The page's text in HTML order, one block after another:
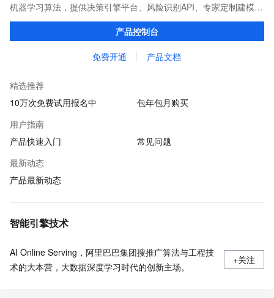
机器学习算法，提供决策引擎平台、风险识别API、专家定制建模等
多维风控服务，一站式解决企业在用户注册、运营活动、交易、信
贷审核等关键业务中所遇到的欺诈问题。
产品控制台
免费开通 产品文档
精选推荐
10万次免费试用报名中
包年包月购买
用户指南
产品快速入门
常见问题
最新动态
产品最新动态
智能引擎技术
AI Online Serving，阿里巴巴集团搜推广算法与工程技
术的大本营，大数据深度学习时代的创新主场。
+关注